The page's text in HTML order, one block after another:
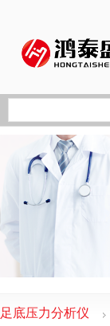
足底压力分析仪